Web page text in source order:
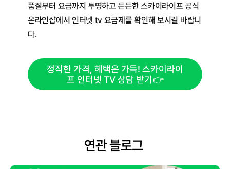
품질부터 요금까지 투명하고 든든한 스카이라이프 공식
온라인샵에서 인터넷 tv 요금제를 확인해 보시길 바랍니
다.
정직한 가격, 혜택은 가득! 스카이라이
프 인터넷 TV 상담 받기👉
연관 블로그